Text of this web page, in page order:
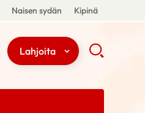
Naisen sydän Kipinä
Lahjoita